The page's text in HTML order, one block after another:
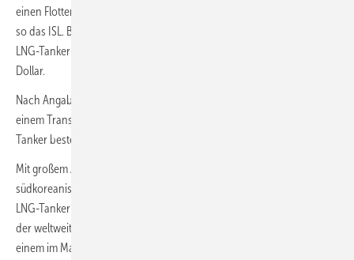
einen Flottenzuwachs (rein fiktiv) von etwa 160 Einheiten bedeuten,
so das ISL. Bei einem Baupreis von aktuell 220 Mio. US-Dollar pro
LNG-Tanker entstünde ein Investitionsbedarf von rund 35 Mrd. US-
Dollar.
Nach Angaben des ISL sind derzeit weltweit 680 LNG-Tanker mit
einem Transportvolumen von 103 Mio. m
Tanker bestellt und werden bis 2025 die LNG-Flotte ergänzen.
Mit großem Abstand werden bisher die meisten LNG-Tanker auf
südkoreanischen Werften gebaut. Weitere Werften, die regelmäßig
LNG-Tanker bauen, befinden sich in Russland und China. Ein Großteil
der weltweiten LNG-Schiffbaukapazität hat sich Katar gesichert, in
einem im Mai 2021 erschienenen Bericht auf